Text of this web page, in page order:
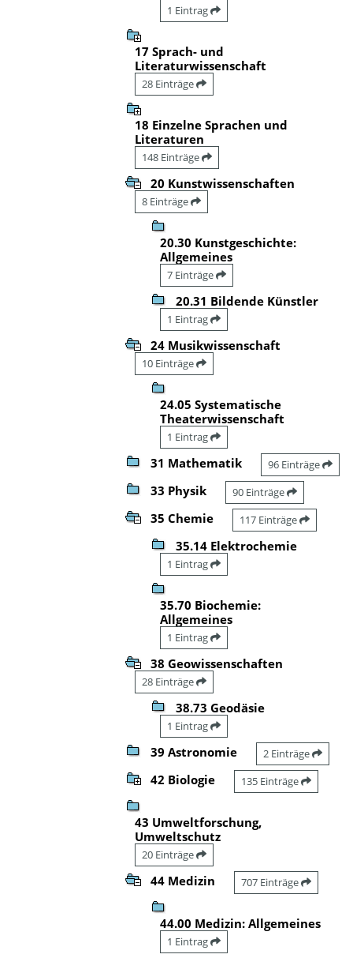
1 Eintrag
17 Sprach- und
Literaturwissenschaft
28 Einträge
18 Einzelne Sprachen und
Literaturen
148 Einträge
20 Kunstwissenschaften
8 Einträge
20.30 Kunstgeschichte:
Allgemeines
7 Einträge
20.31 Bildende Künstler
1 Eintrag
24 Musikwissenschaft
10 Einträge
24.05 Systematische
Theaterwissenschaft
1 Eintrag
31 Mathematik 96 Einträge
33 Physik 90 Einträge
35 Chemie 117 Einträge
35.14 Elektrochemie
1 Eintrag
35.70 Biochemie:
Allgemeines
1 Eintrag
38 Geowissenschaften
28 Einträge
38.73 Geodäsie
1 Eintrag
39 Astronomie 2 Einträge
42 Biologie 135 Einträge
43 Umweltforschung,
Umweltschutz
20 Einträge
44 Medizin 707 Einträge
44.00 Medizin: Allgemeines
1 Eintrag